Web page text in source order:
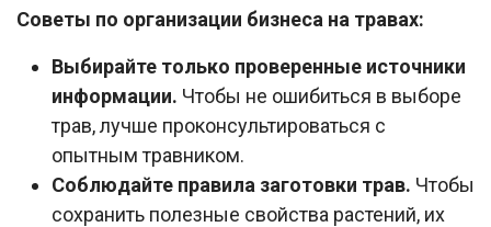
Советы по организации бизнеса на травах:
Выбирайте только проверенные источники
информации. Чтобы не ошибиться в выборе
трав, лучше проконсультироваться с
опытным травником.
Соблюдайте правила заготовки трав. Чтобы
сохранить полезные свойства растений, их